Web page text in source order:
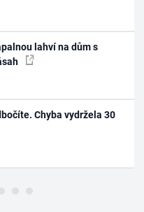
lahví na dům s
Chyba vydržela 30